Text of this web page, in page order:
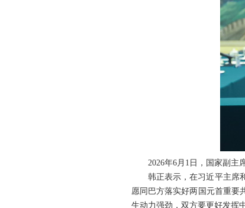
2026年6月1日，国家副主
韩正表示，在习近平主席
愿同巴方落实好两国元首重要
生动力强劲，双方要更好发挥